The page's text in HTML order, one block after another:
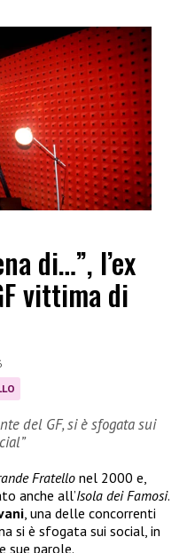
di…”, l’ex
vittima di
del GF, si è sfogata sui
Fratellonel 2000 e,
anche all’Isola dei Famosi.
, una delle concorrenti
si è sfogata sui social, in
sue parole.